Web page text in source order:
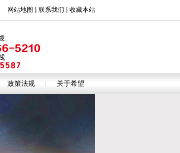
网站地图 联系我们 收藏本站
政策法规 关于希望